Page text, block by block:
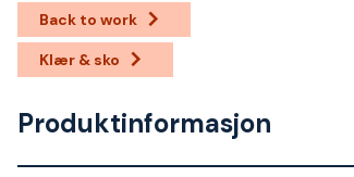
Back to work
Klær & sko
Produktinformasjon